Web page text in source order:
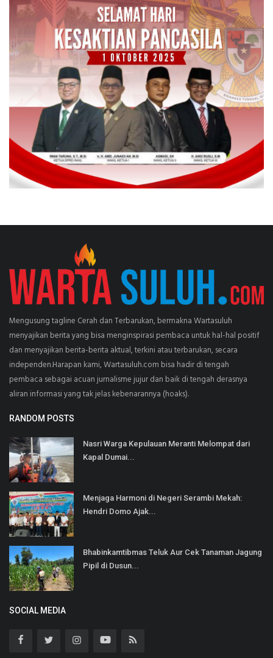
Mengusung tagline Cerah dan Terbarukan, bermakna Wartasuluh
menyajikan berita yang bisa menginspirasi pembaca untuk hal-hal positif
dan menyajikan berita-berita aktual, terkini atau terbarukan, secara
independen.Harapan kami, Wartasuluh.com bisa hadir di tengah
pembaca sebagai acuan jurnalisme jujur dan baik di tengah derasnya
aliran informasi yang tak jelas kebenarannya (hoaks).
RANDOM POSTS
Nasri Warga Kepulauan Meranti Melompat dari
Kapal Dumai...
Menjaga Harmoni di Negeri Serambi Mekah:
Hendri Domo Ajak...
Bhabinkamtibmas Teluk Aur Cek Tanaman Jagung
Pipil di Dusun...
SOCIAL MEDIA